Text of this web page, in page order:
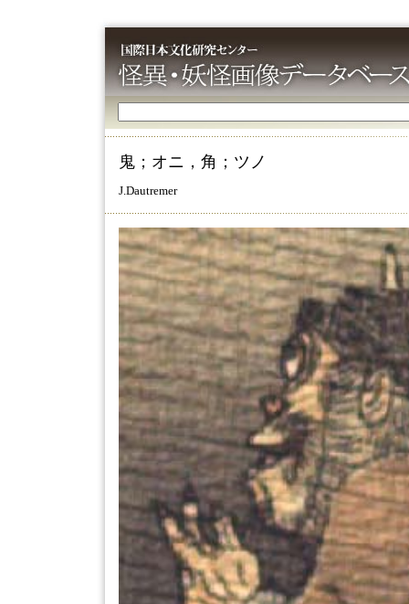
鬼；オニ，角；ツノ
J.Dautremer